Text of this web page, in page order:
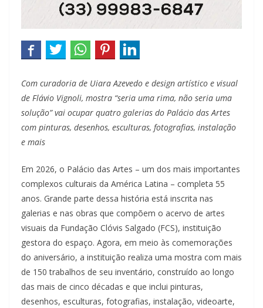
Com curadoria de Uiara Azevedo e design artístico e visual
de Flávio Vignoli, mostra “seria uma rima, não seria uma
solução” vai ocupar quatro galerias do Palácio das Artes
com pinturas, desenhos, esculturas, fotografias, instalação
e mais
Em 2026, o Palácio das Artes – um dos mais importantes
complexos culturais da América Latina – completa 55
anos. Grande parte dessa história está inscrita nas
galerias e nas obras que compõem o acervo de artes
visuais da Fundação Clóvis Salgado (FCS), instituição
gestora do espaço. Agora, em meio às comemorações
do aniversário, a instituição realiza uma mostra com mais
de 150 trabalhos de seu inventário, construído ao longo
das mais de cinco décadas e que inclui pinturas,
desenhos, esculturas, fotografias, instalação, videoarte,